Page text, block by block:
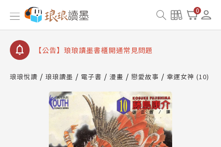
0
【公告】琅琅讀墨數位閱讀資產合併與書櫃開通申請
【公告】琅琅讀墨書櫃開通常見問題
【公告】琅琅讀墨 3 分鐘完成書櫃開通與資產合併申
請圖文教學
查詢
【公告】琅琅讀墨數位閱讀資產合併與書櫃開通申請
琅琅悅讀 琅琅讀墨 電子書 漫畫 戀愛故事 幸運女神 (10)